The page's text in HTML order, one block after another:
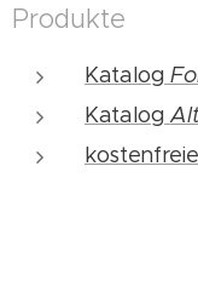
Produkte
Katalog
Katalog